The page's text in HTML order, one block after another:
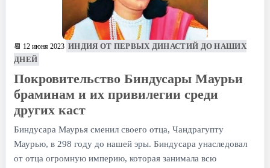
📆 12 июня 2023 ИНДИЯ ОТ ПЕРВЫХ ДИНАСТИЙ ДО НАШИХ
ДНЕЙ
Покровительство Биндусары Маурьи
браминам и их привилегии среди
других каст
Биндусара Маурья сменил своего отца, Чандрагупту
Маурью, в 298 году до нашей эры. Биндусара унаследовал
от отца огромную империю, которая занимала всю